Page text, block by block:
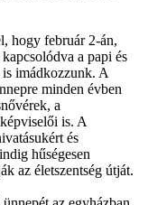
hogy február 2-án,
a papi és
is imádkozzunk. A
minden évben
a
is. A
és
hűségesen
az életszentség útját.